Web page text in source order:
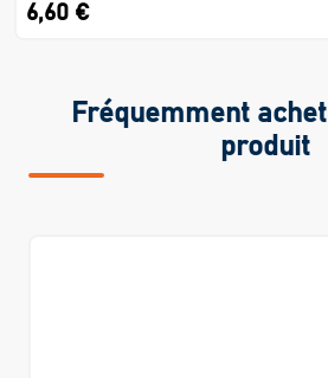
6,60 €
Fréquemment
produit